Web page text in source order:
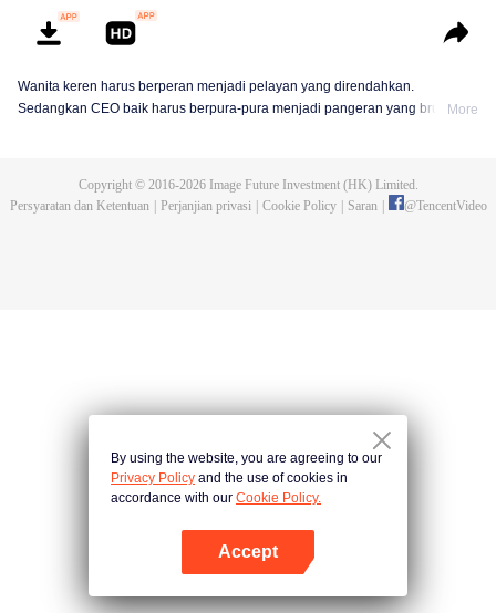
Wanita keren harus berperan menjadi pelayan yang direndahkan.
Sedangkan CEO baik harus berpura-pura menjadi pangeran yang brutal. Si
More
Copyright © 2016-2026Image Future Investment (HK) Limited.
Persyaratan dan Ketentuan
Perjanjian privasi Cookie Policy Saran @TencentVideo
By using the website, you are agreeing to our
Privacy Policy and the use of cookies in
accordance with our Cookie Policy.
Accept